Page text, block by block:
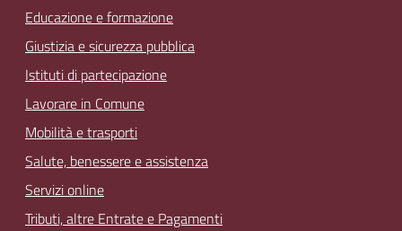
Educazione e formazione
Giustizia e sicurezza pubblica
Istituti di partecipazione
Lavorare in Comune
Mobilità e trasporti
Salute, benessere e assistenza
Servizi online
Tributi, altre Entrate e Pagamenti